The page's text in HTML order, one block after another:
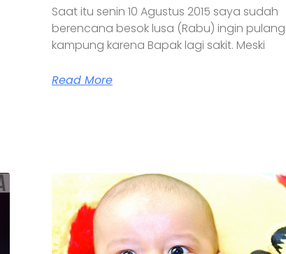
Saat itu senin 10 Agustus 2015 saya sudah
berencana besok lusa (Rabu) ingin pulang
kampung karena Bapak lagi sakit. Meski
Read More